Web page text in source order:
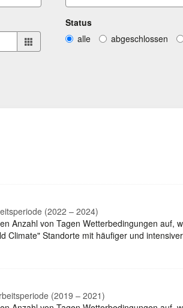
Status
alle
abgeschlossen
(2022 – 2024)
Anzahl von Tagen Wetterbedingungen auf,
Climate" Standorte mit häufiger und
(2019 – 2021)